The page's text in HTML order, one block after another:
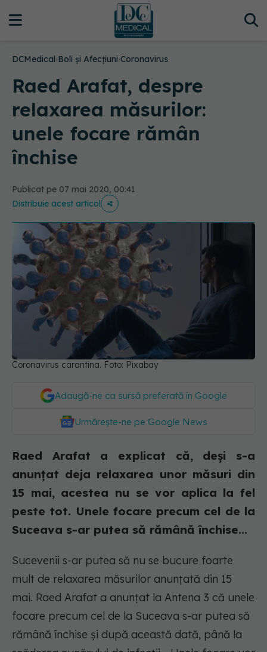
DCMedical›Boli și Afecțiuni›Coronavirus
Raed Arafat, despre
relaxarea măsurilor:
unele focare rămân
închise
Publicat pe 07 mai 2020, 00:41
Distribuie acest articol
Coronavirus carantina. Foto: Pixabay
Adaugă-ne ca sursă preferată în Google
Urmărește-ne pe Google News
Raed Arafat a explicat că, deși s-a
anunțat deja relaxarea unor măsuri din
15 mai, acestea nu se vor aplica la fel
peste tot. Unele focare precum cel de la
Suceava s-ar putea să rămână închise...
Sucevenii s-ar putea să nu se bucure foarte
mult de relaxarea măsurilor anunțată din 15
mai. Raed Arafat a anunțat la Antena 3 că unele
focare precum cel de la Suceava s-ar putea să
rămână închise și după această dată, până la